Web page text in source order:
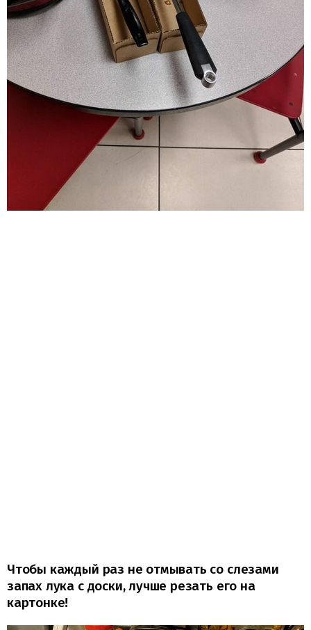
Чтобы каждый раз не отмывать со слезами
запах лука с доски, лучше резать его на
картонке!